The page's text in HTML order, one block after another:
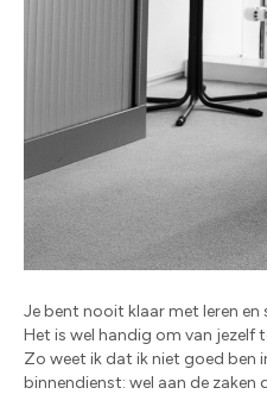
Je bent nooit klaar met leren
Het is wel handig om van jezelf
Zo weet ik dat ik niet goed ben
binnendienst: wel aan de zaken